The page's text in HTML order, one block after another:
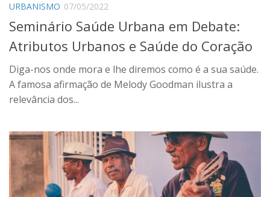
URBANISMO 07/05/2022
Seminário Saúde Urbana em Debate:
Atributos Urbanos e Saúde do Coração
Diga-nos onde mora e lhe diremos como é a sua saúde.
A famosa afirmação de Melody Goodman ilustra a
relevância dos...